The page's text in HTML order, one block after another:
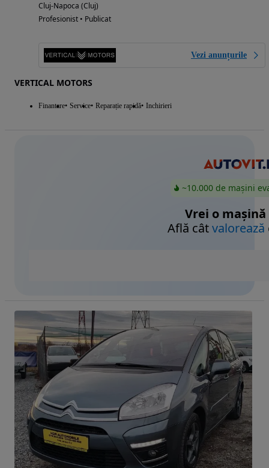
Cluj-Napoca (Cluj)
Profesionist • Publicat
Vezi anunțurile
VERTICAL MOTORS
Finantare Service Reparație rapidă Inchirieri
~10.000 de mașini
Vrei o mașină
Află câtvalorează